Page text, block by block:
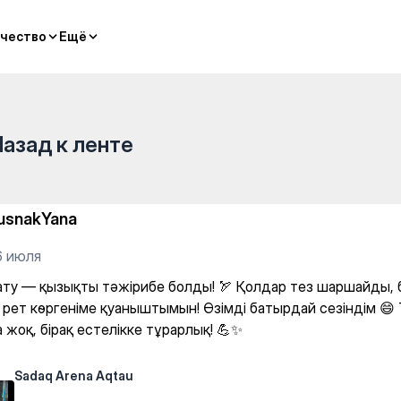
Ещё
Ещё
к ленте
июля
— қызықты тәжірибе болды! 🏹 Қолдар тез шаршайды,
рет көргеніме қуаныштымын! Өзімді батырдай сезіндім 😄
бірақ естелікке тұрарлық! 💪✨
Sadaq Arena Aqtau